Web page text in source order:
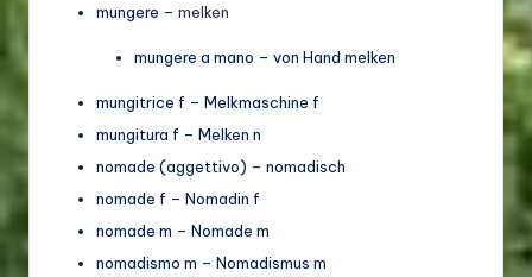
mungere – melken
mungere a mano – von Hand melken
mungitrice f – Melkmaschine f
mungitura f – Melken n
nomade (aggettivo) – nomadisch
nomade f – Nomadin f
nomade m – Nomade m
nomadismo m – Nomadismus m